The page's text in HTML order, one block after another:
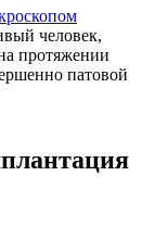
человек,
протяжении
патовой